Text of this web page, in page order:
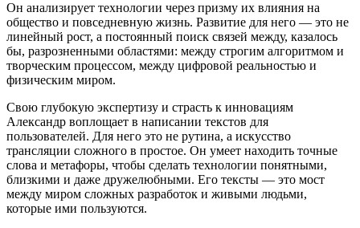
Он анализирует технологии через призму их влияния на
общество и повседневную жизнь. Развитие для него — это не
линейный рост, а постоянный поиск связей между, казалось
бы, разрозненными областями: между строгим алгоритмом и
творческим процессом, между цифровой реальностью и
физическим миром.
Свою глубокую экспертизу и страсть к инновациям
Александр воплощает в написании текстов для
пользователей. Для него это не рутина, а искусство
трансляции сложного в простое. Он умеет находить точные
слова и метафоры, чтобы сделать технологии понятными,
близкими и даже дружелюбными. Его тексты — это мост
между миром сложных разработок и живыми людьми,
которые ими пользуются.